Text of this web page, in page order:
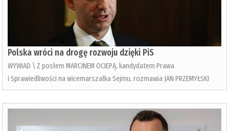
Polska wróci na drogę rozwoju dzięki PiS
WYWIAD \ Z posłem MARCINEM OCIEPĄ, kandydatem Prawa
i Sprawiedliwości na wicemarszałka Sejmu, rozmawia JAN PRZEMYŁSKI